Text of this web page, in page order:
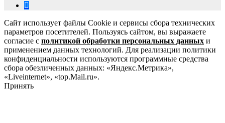
Сайт использует файлы Cookie и сервисы сбора технических
параметров посетителей. Пользуясь сайтом, вы выражаете
согласие с политикой обработки персональных данных и
применением данных технологий. Для реализации политики
конфиденциальности используются программные средства
сбора обезличенных данных: «Яндекс.Метрика»,
«Liveinternet», «top.Mail.ru».
Принять